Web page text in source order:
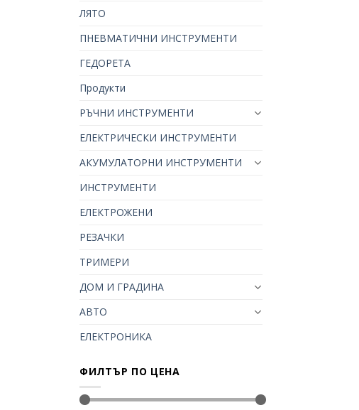
ЛЯТО
ПНЕВМАТИЧНИ ИНСТРУМЕНТИ
ГЕДОРЕТА
Продукти
РЪЧНИ ИНСТРУМЕНТИ
ЕЛЕКТРИЧЕСКИ ИНСТРУМЕНТИ
АКУМУЛАТОРНИ ИНСТРУМЕНТИ
ИНСТРУМЕНТИ
ЕЛЕКТРОЖЕНИ
РЕЗАЧКИ
ТРИМЕРИ
ДОМ И ГРАДИНА
АВТО
ЕЛЕКТРОНИКА
ФИЛТЪР ПО ЦЕНА